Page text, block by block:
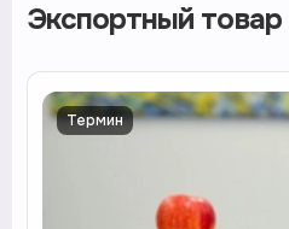
Экспортный товар
Термин